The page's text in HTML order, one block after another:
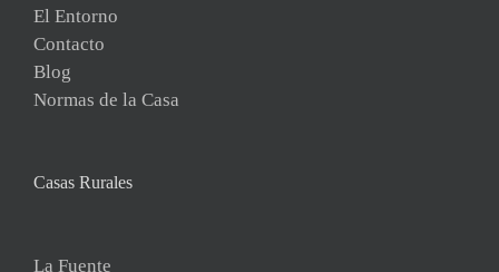
El Entorno
Contacto
Blog
Normas de la Casa
Casas Rurales
La Fuente